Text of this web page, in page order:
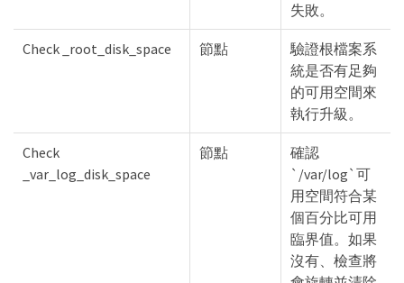
失敗。
Check _root_disk_space 節點
驗證根檔案系
統是否有足夠
的可用空間來
執行升級。
Check
_var_log_disk_space
節點
確認
`/var/log`可
用空間符合某
個百分比可用
臨界值。如果
沒有、檢查將